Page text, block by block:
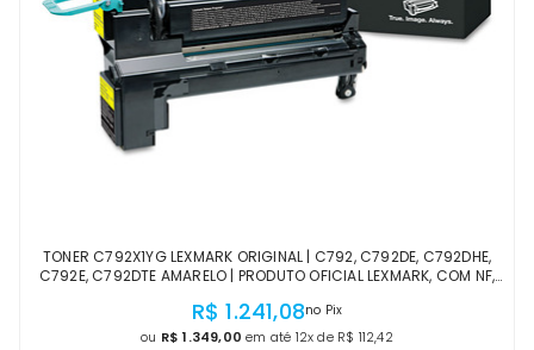
TONER C792X1YG LEXMARK ORIGINAL | C792, C792DE, C792DHE,
C792E, C792DTE AMARELO | PRODUTO OFICIAL LEXMARK, COM NF,
R$ 1.241,08no Pix
ou R$ 1.349,00 em até 12x de R$ 112,42